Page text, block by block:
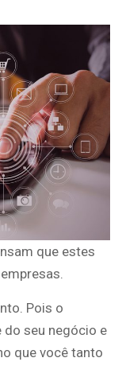
que estes
Pois o
seu negócio e
que você tanto